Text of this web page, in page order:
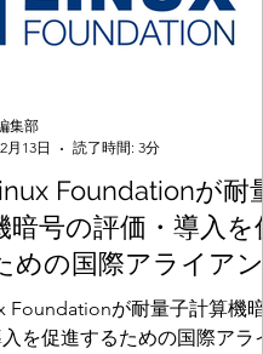
Foundationが耐量
暗号の評価・導入を
めの国際アライアン
上げ。Post-Quantum
Alliance (PQCA)
Foundationが耐量子計算機暗
を促進するための国際アライ
集部
月13日
読了時間: 3分